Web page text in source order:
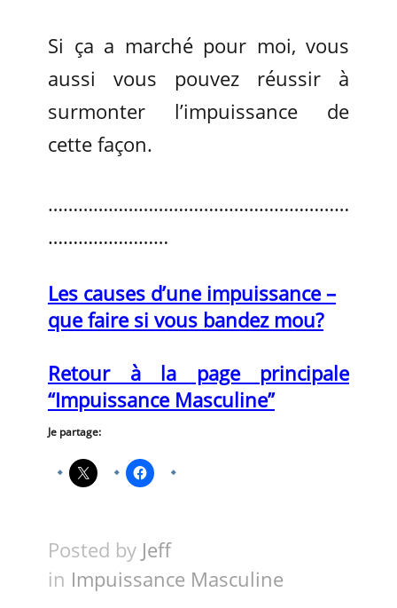
Si ça a marché pour moi, vous
aussi vous pouvez réussir à
surmonter l’impuissance de
cette façon.
……………………………………………………
……………………
Les causes d’une impuissance –
que faire si vous bandez mou?
Retour à la page principale
“Impuissance Masculine”
Je partage:
Posted by Jeff
in Impuissance Masculine